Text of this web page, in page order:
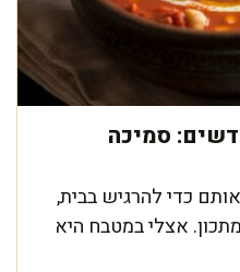
סמיכה
כדי להרגיש בבית,
אצלי במטבח היא